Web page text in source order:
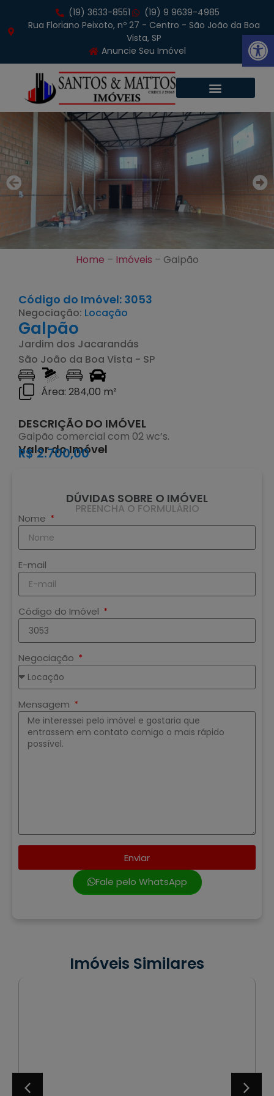
Abrir
(19) 3633-8551
(19) 9 9639-4985
Rua Floriano Peixoto, nº 27 - Centro - São João da Boa
Vista, SP
Anuncie Seu Imóvel
Home – Imóveis – Galpão
Código do Imóvel: 3053
Negociação: Locação
Galpão
Jardim dos Jacarandás
São João da Boa Vista - SP
Área: 284,00 m²
DESCRIÇÃO DO IMÓVEL
Galpão comercial com 02 wc’s.
Valor do Imóvel
R$ 2.700,00
DÚVIDAS SOBRE O IMÓVEL
PREENCHA O FORMULÁRIO
Nome
E-mail
Código do Imóvel
Negociação
Mensagem
Enviar
Fale pelo WhatsApp
Imóveis Similares